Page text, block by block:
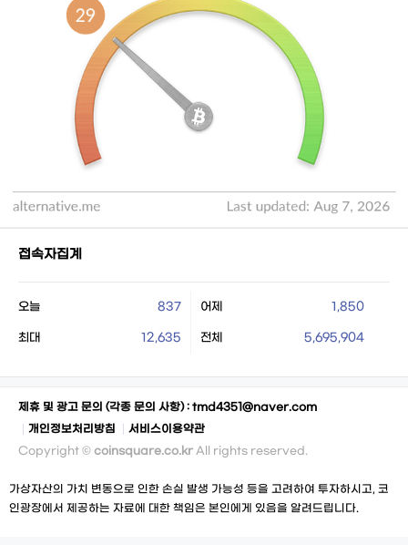
접속자집계
오늘 837 어제 1,850
최대 12,635 전체 5,695,904
제휴 및 광고 문의 (각종 문의 사항) : tmd4351@naver.com
개인정보처리방침
서비스이용약관
Copyright © coinsquare.co.kr All rights reserved.
가상자산의 가치 변동으로 인한 손실 발생 가능성 등을 고려하여 투자하시고, 코
인광장에서 제공하는 자료에 대한 책임은 본인에게 있음을 알려드립니다.